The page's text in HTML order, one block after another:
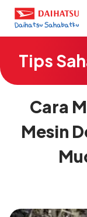
Tips
Cara
Mesin